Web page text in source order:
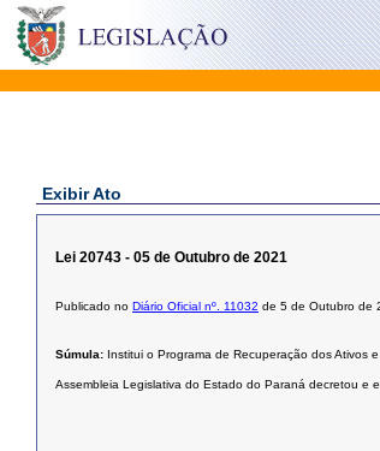
Exibir Ato
Lei 20743 - 05 de Outubro de 2021
Publicado no Diário Oficial nº. 11032 de 5 de Outubro de
Súmula: Institui o Programa de Recuperação dos
Assembleia Legislativa do Estado do Paraná decretou e